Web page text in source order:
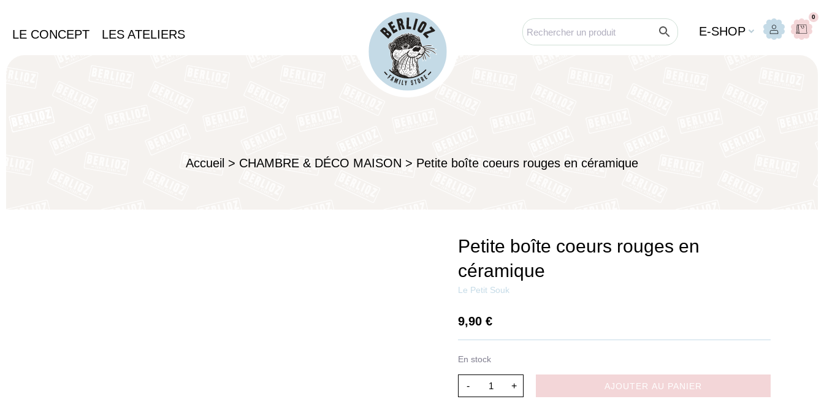
LE CONCEPT LES ATELIERS E-SHOP
0
Accueil > CHAMBRE & DÉCO MAISON > Petite boîte coeurs rouges en céramique
Petite boîte coeurs rouges en
céramique
Le Petit Souk
9,90 €
En stock
- + AJOUTER AU PANIER